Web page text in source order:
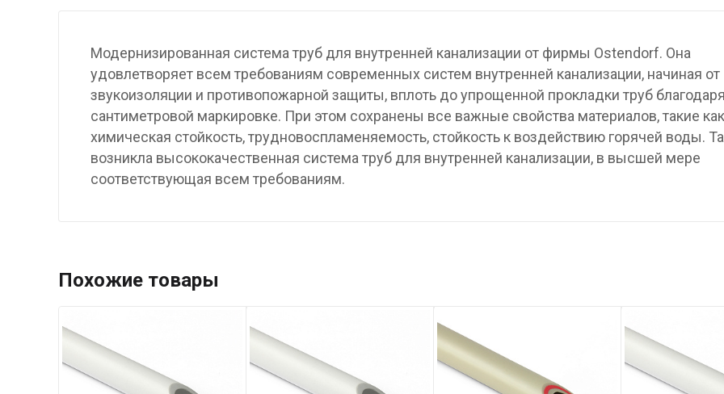
Модернизированная система труб для внутренней канализации от фирмы Ostendorf. Она
удовлетворяет всем требованиям современных систем внутренней канализации, начиная от
звукоизоляции и противопожарной защиты, вплоть до упрощенной прокладки труб благодаря
сантиметровой маркировке. При этом сохранены все важные свойства материалов, такие как
химическая стойкость, трудновоспламеняемость, стойкость к воздействию горячей воды.
возникла высококачественная система труб для внутренней канализации, в высшей мере
соответствующая всем требованиям.
Похожие товары